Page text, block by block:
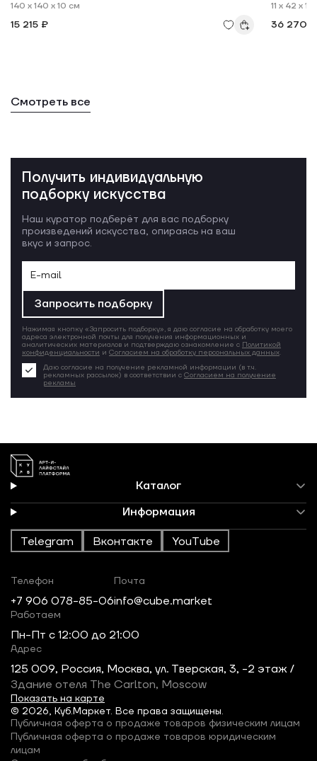
140 x 140 x 10 см
15 215 ₽
11 x 42 x 11
36 270 ₽
Смотреть все
Получить индивидуальную
подборку искусства
Наш куратор подберёт для вас подборку
произведений искусства, опираясь на ваш
вкус и запрос.
Запросить подборку
Нажимая кнопку «Запросить подборку», я даю согласие на обработку моего
адреса электронной почты для получения информационных и
аналитических материалов и подтверждаю ознакомление с Политикой
конфиденциальности и Согласием на обработку персональных данных.
Даю согласие на получение рекламной информации (в т.ч.
рекламных рассылок) в соответствии с Согласием на получение
рекламы
Каталог
Информация
Telegram Вконтакте YouTube
© 2026, Куб.Маркет. Все права защищены.
Телефон
+7 906 078-85-06
Почта
info@cube.market
Работаем
Пн-Пт c 12:00 до 21:00
Адрес
125 009, Россия, Москва, ул. Тверская, 3, -2 этаж /
Здание отеля The Carlton, Moscow
Показать на карте
Публичная оферта о продаже товаров физическим лицам
Публичная оферта о продаже товаров юридическим
лицам